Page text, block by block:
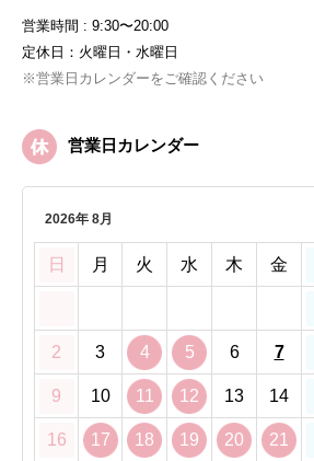
営業時間 : 9:30〜20:00
定休日：火曜日・水曜日
※営業日カレンダーをご確認ください
営業日カレンダー
2026年 8月
日 月 火 水 木 金
2 3 4 5 6 7
9 10 11 12 13 14
16 17 18 19 20 21